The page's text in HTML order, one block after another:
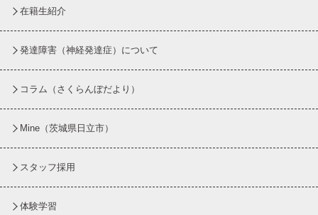
在籍生紹介
発達障害（神経発達症）について
コラム （さくらんぼだより）
Mine（茨城県日立市）
スタッフ採用
体験学習